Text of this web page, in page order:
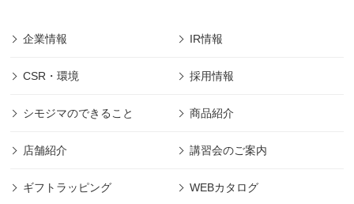
企業情報 IR情報
CSR・環境 採用情報
シモジマのできること 商品紹介
店舗紹介 講習会のご案内
ギフトラッピング WEBカタログ